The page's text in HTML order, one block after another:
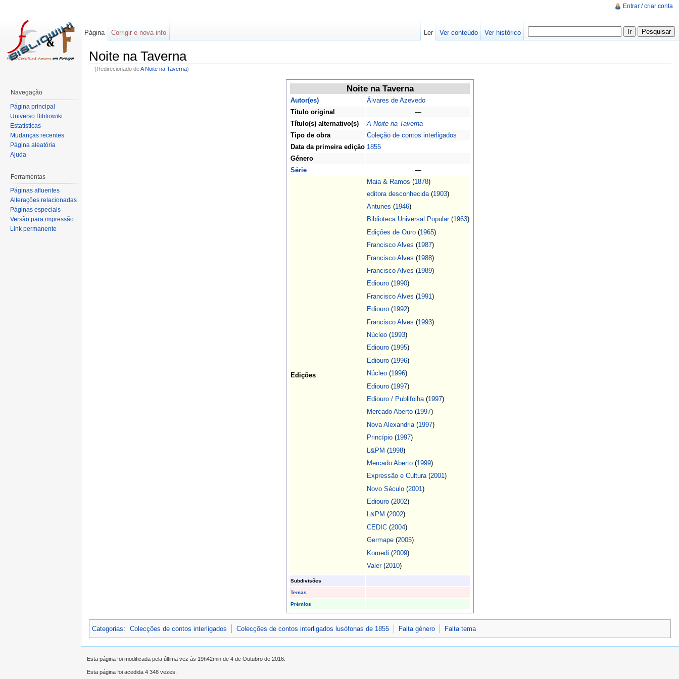
Noite na Taverna
(Redirecionado deA Noite na Taverna)
Noite na Taverna
Autor(es)
Álvares de Azevedo
Título original
—
Título(s) alternativo(s)
A Noite na Taverna
Tipo de obra
Coleção de contos interligados
Data da primeira edição 1855
Género
Série
—
Edições
Maia & Ramos (1878)
editora desconhecida (1903)
Antunes (1946)
Biblioteca Universal Popular(1963)
Edições de Ouro (1965)
Francisco Alves (1987)
Francisco Alves (1988)
Francisco Alves (1989)
Ediouro (1990)
Francisco Alves (1991 )
Ediouro (1992)
Francisco Alves (1993)
Núcleo (1993)
Ediouro (1995)
Ediouro (1996)
Núcleo (1996)
Ediouro (1997)
Ediouro / Publifolha (1997)
Mercado Aberto (1997)
Nova Alexandria (1997)
Princípio (1997)
L&PM (1998)
Mercado Aberto (1999)
Expressão e Cultura(2001)
Novo Século (2001)
Ediouro (2002)
L&PM (2002)
CEDIC (2004)
Germape (2005)
Komedi (2009)
Valer(2010)
Subdivisões
Temas
Prémios
Categorias: Colecções de contos interligados Colecções de contos interligados lusófonas de 1855 Falta género Falta tema
Entrar / criar conta
Página Corrigir e nova info Ler Ver conteúdo Ver histórico
Navegação
Página principal
Universo Bibliowiki
Estatísticas
Mudanças recentes
Página aleatória
Ajuda
Ferramentas
Páginas afluentes
Alterações relacionadas
Páginas especiais
Versão para impressão
Link permanente
Esta página foi modificada pela última vez às 19h42min de 4 de Outubro de 2016.
Esta página foi acedida 4 348 vezes.